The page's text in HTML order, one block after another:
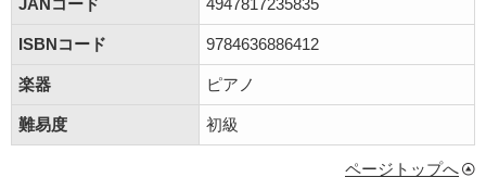
JANコード 4947817235835
ISBNコード 9784636886412
楽器 ピアノ
難易度 初級
ページトップへ